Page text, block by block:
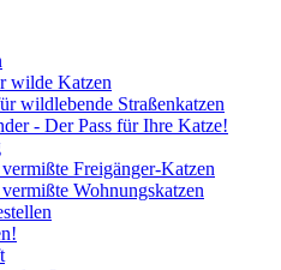
wilde Katzen
wildlebende Straßenkatzen
- Der Pass für Ihre Katze!
Freigänger-Katzen
Wohnungskatzen